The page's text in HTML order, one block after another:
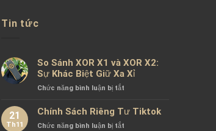
Tin tức
So Sánh XOR X1 và XOR X2:
Sự Khác Biệt Giữ Xa Xỉ
Chức năng bình luận bị tắt
Sánh
21
Th11
Chính Sách Riêng Tư Tiktok
Chức năng bình luận bị tắt